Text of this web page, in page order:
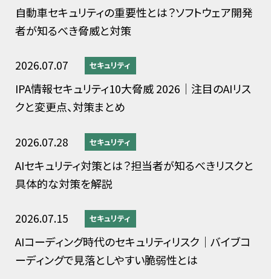
自動車セキュリティの重要性とは？ソフトウェア開発
者が知るべき脅威と対策
2026.07.07 セキュリティ
IPA情報セキュリティ10大脅威 2026｜注目のAIリス
クと変更点、対策まとめ
2026.07.28 セキュリティ
AIセキュリティ対策とは？担当者が知るべきリスクと
具体的な対策を解説
2026.07.15 セキュリティ
AIコーディング時代のセキュリティリスク｜バイブコ
ーディングで見落としやすい脆弱性とは